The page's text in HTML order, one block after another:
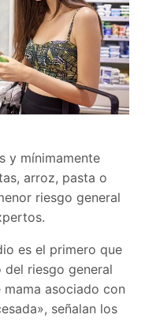
y mínimamente
arroz, pasta o
riesgo general
es el primero que
riesgo general
asociado con
señalan los